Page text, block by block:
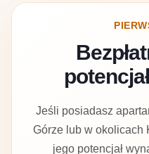
Jeśli posiadasz
Górze lub w
jego potencjał